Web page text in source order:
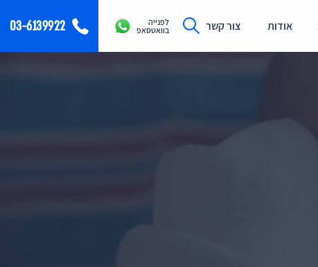
אודות צור קשר 03-6139922
לפנייה
בוואטסאפ